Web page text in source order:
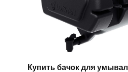
Купить бачок для